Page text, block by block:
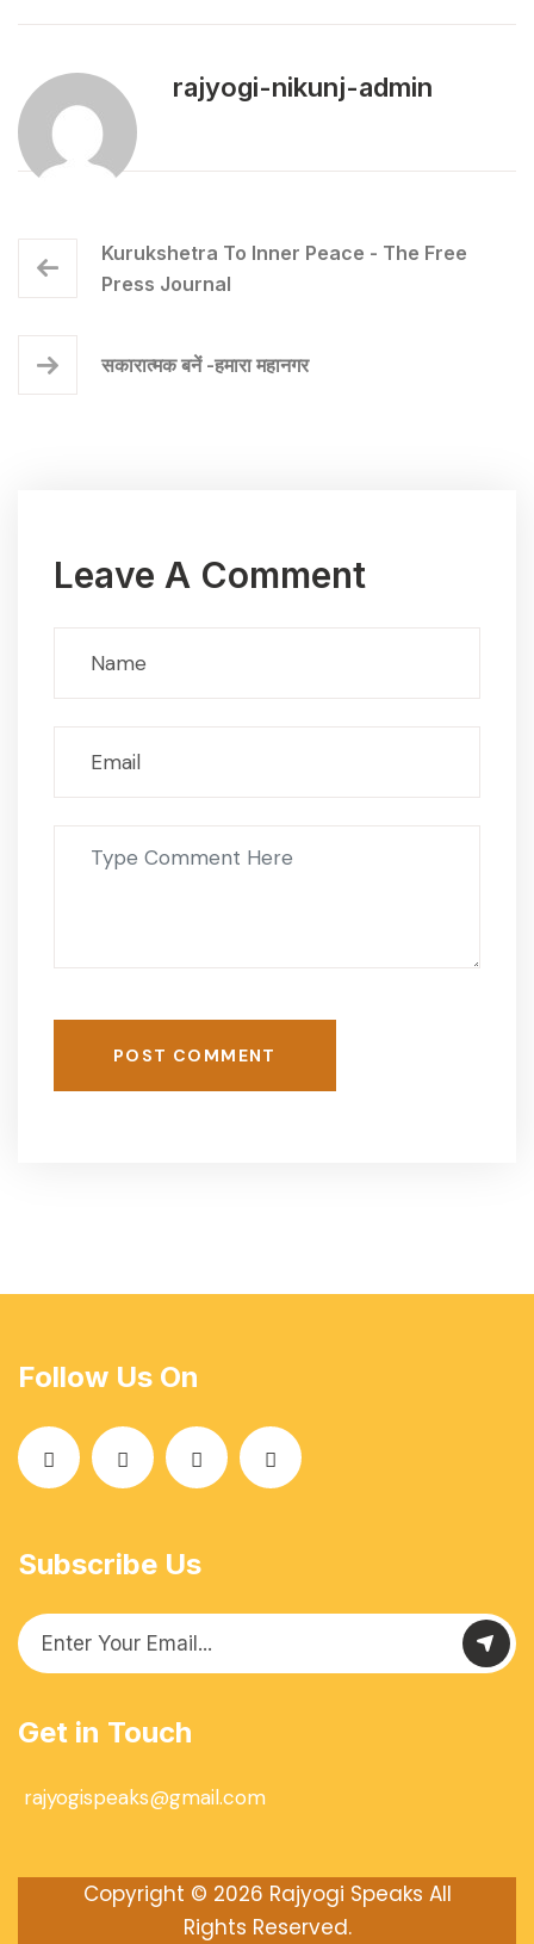
rajyogi-nikunj-admin
Kurukshetra To Inner Peace - The Free
Press Journal
सकारात्मक बनें -हमारा महानगर
Leave A Comment
POST COMMENT
Follow Us On
Subscribe Us
Get in Touch
rajyogispeaks@gmail.com
Copyright © 2026 Rajyogi Speaks All
Rights Reserved.